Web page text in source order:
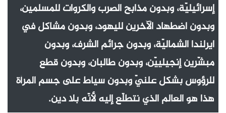
إسرائيليّة، وبدون مذابح الصرب والكروات للمسلمين،
وبدون اضطهاد الآخرين لليهود، وبدون مشاكل في
ايرلندا الشماليّة، وبدون جرائم الشرف، وبدون
مبشّرين إنجيلييّن، وبدون طالبان، وبدون قطع
للرؤوس بشكل علنيّ وبدون سياط على جسم المرأة
هذا هو العالم الذي نتطلّع إليه لأنّه بلا دين.